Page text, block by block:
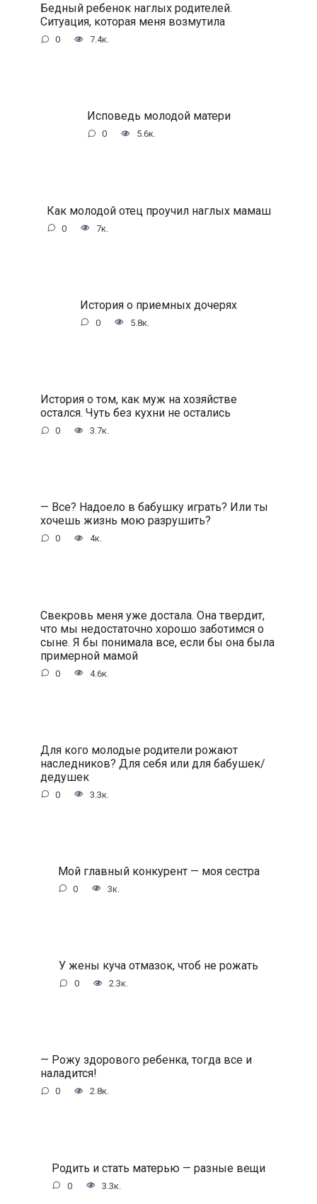
Бедный ребенок наглых родителей.
Ситуация, которая меня возмутила
0 7.4к.
Исповедь молодой матери
0 5.6к.
Как молодой отец проучил наглых мамаш
0 7к.
История о приемных дочерях
0 5.8к.
История о том, как муж на хозяйстве
остался. Чуть без кухни не остались
0 3.7к.
— Все? Надоело в бабушку играть? Или ты
хочешь жизнь мою разрушить?
0 4к.
Свекровь меня уже достала. Она твердит,
что мы недостаточно хорошо заботимся о
сыне. Я бы понимала все, если бы она была
примерной мамой
0 4.6к.
Для кого молодые родители рожают
наследников? Для себя или для бабушек/
дедушек
0 3.3к.
Мой главный конкурент — моя сестра
0 3к.
У жены куча отмазок, чтоб не рожать
0 2.3к.
— Рожу здорового ребенка, тогда все и
наладится!
0 2.8к.
Родить и стать матерью — разные вещи
0 3.3к.